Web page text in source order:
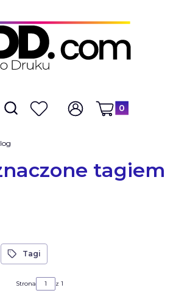
Otwórz wyszukiwarkę
Szukaj Ulubione Zaloguj się
Produkty w
Koszyk
tagiem
Tagi
Strona z 1